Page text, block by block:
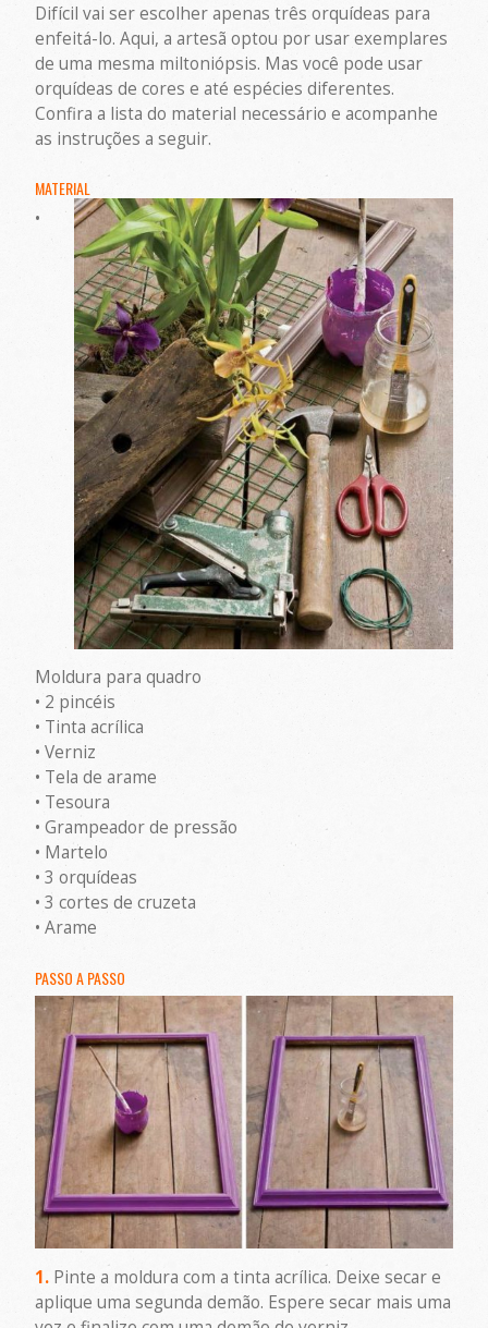
Difícil vai ser escolher apenas três orquídeas para
enfeitá-lo. Aqui, a artesã optou por usar exemplares
de uma mesma miltoniópsis. Mas você pode usar
orquídeas de cores e até espécies diferentes.
Confira a lista do material necessário e acompanhe
as instruções a seguir.
MATERIAL
•
Moldura para quadro
• 2 pincéis
• Tinta acrílica
• Verniz
• Tela de arame
• Tesoura
• Grampeador de pressão
• Martelo
• 3 orquídeas
• 3 cortes de cruzeta
• Arame
PASSO A PASSO
1. Pinte a moldura com a tinta acrílica. Deixe secar e
aplique uma segunda demão. Espere secar mais uma